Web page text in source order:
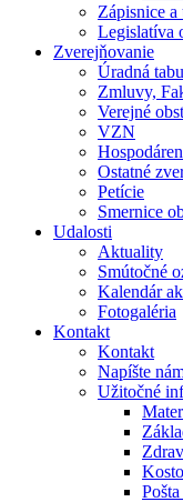
Zápisnice a
Legislatíva
Zverejňovanie
Úradná
Zmluvy,
Verejné
VZN
Ostatné
Petície
Smernice
Udalosti
Aktuality
Smútočné
Kalendár
Fotogaléria
Kontakt
Kontakt
Napíšte
Užitočné